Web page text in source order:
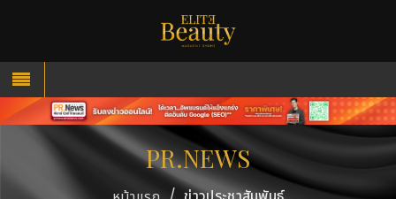
PR.NEWS